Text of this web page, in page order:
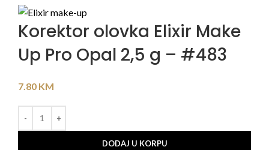
Korektor olovka Elixir Make
Up Pro Opal 2,5 g – #483
7.80 KM
DODAJ U KORPU